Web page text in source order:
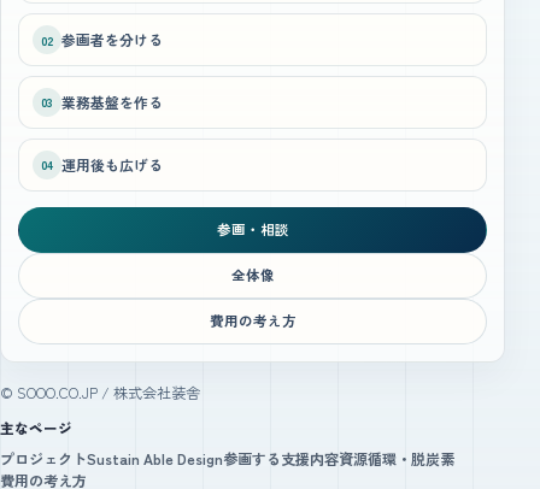
02 参画者を分ける
03 業務基盤を作る
04 運用後も広げる
参画・相談
全体像
費用の考え方
© SOOO.CO.JP / 株式会社装舎
主なページ
プロジェクトSustain Able Design参画する支援内容資源循環・脱炭素
費用の考え方